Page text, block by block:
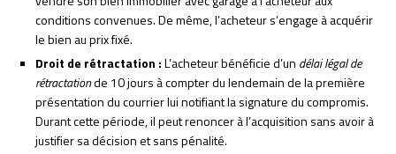
conditions convenues. De même, l’acheteur s’engage à acquérir
le bien au prix fixé.
Droit de rétractation :L’acheteur bénéficie d’un délai légal de
rétractationde 10 jours à compter du lendemain de la première
présentation du courrier lui notifiant la signature du compromis.
Durant cette période, il peut renoncer à l’acquisition sans avoir à
justifier sa décision et sans pénalité.